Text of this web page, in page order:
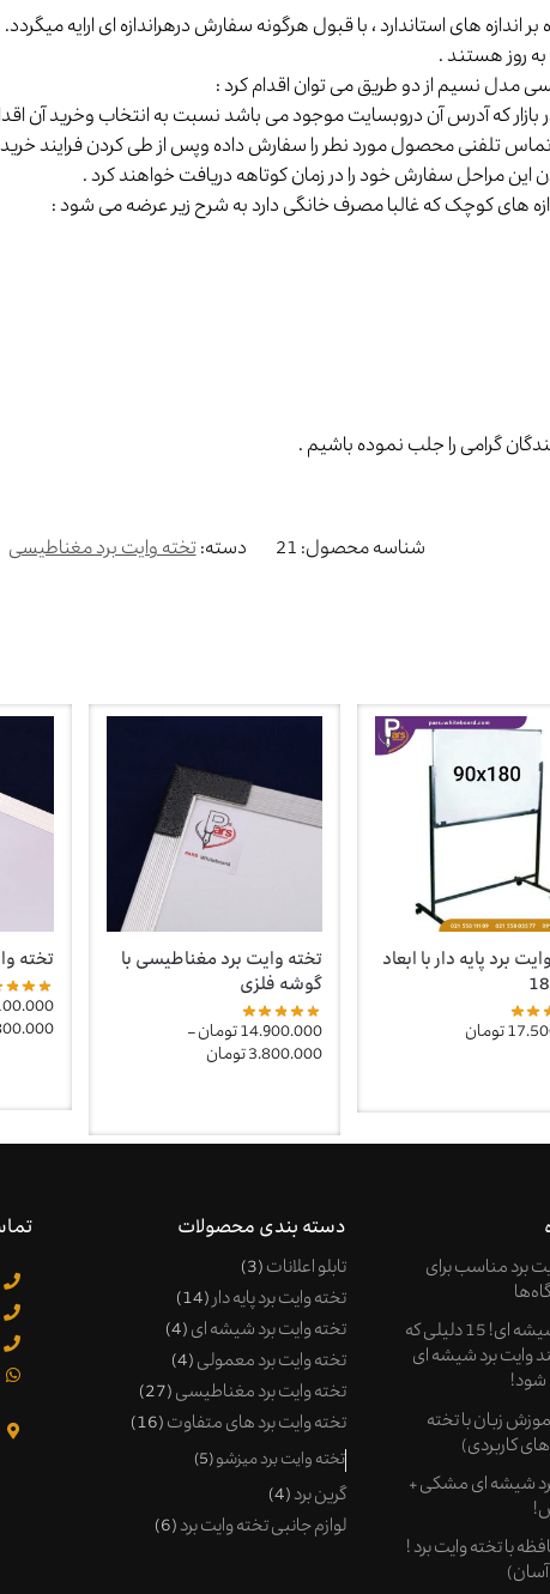
اندازه های استاندارد ، با قبول هرگونه سفارش درهراندازه ای ارایه میگردد.
روز هستند .
مدل نسیم از دو طریق می توان اقدام کرد :
که آدرس آن دروبسایت موجود می باشد نسبت به انتخاب وخرید آن
تماس تلفنی محصول مورد نطر را سفارش داده وپس از طی کردن فرایند خرید
این مراحل سفارش خود را در زمان کوتاهه دریافت خواهند کرد .
های کوچک که غالبا مصرف خانگی دارد به شرح زیر عرضه می شود :
گرامی را جلب نموده باشیم .
شناسه محصول: 21 دسته:تخته وایت برد مغناطیسی
برد پایه دار با ابعاد
تومان
تخته وایت برد مغناطیسی با
گوشه فلزی
14.900.000تومان–
3.800.000تومان
تخته
برد مناسب برای
مزایای وایت برد شیشه ای! 15 دلیلی که
وایت برد شیشه ای
شود!
زبان با تخته
کاربردی)
برد شیشه ای مشکی +
با تخته وایت برد !
دسته بندی محصولات
تابلو اعلانات 3
تخته وایت برد پایه دار 14
تخته وایت برد شیشه ای 4
تخته وایت برد معمولی 4
تخته وایت برد مغناطیسی 27
تخته وایت برد های متفاوت 16
تخته وایت برد میزشو 5
گرین برد 4
لوازم جانبی تخته وایت برد 6